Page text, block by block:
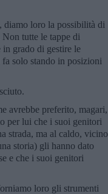
diamo loro la possibilità di
tutte le tappe di
grado di gestire le
solo stando in posizioni
avrebbe preferito, magari,
per lui che i suoi genitori
strada, ma al caldo, vicino
storia) gli hanno dato
e che i suoi genitori
loro gli strumenti